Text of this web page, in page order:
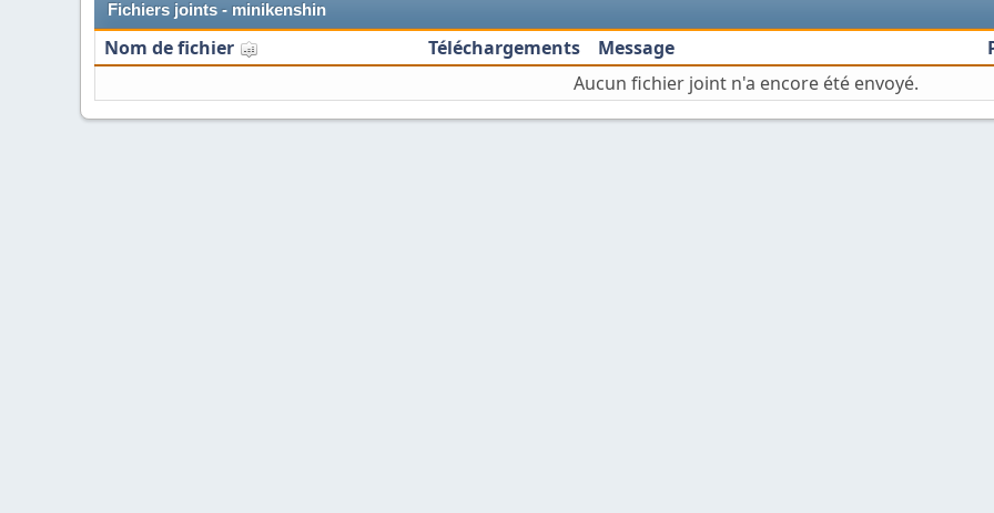
Fichiers joints - minikenshin
Nom de fichier Téléchargements Message
Aucun fichier joint n'a encore été envoyé.